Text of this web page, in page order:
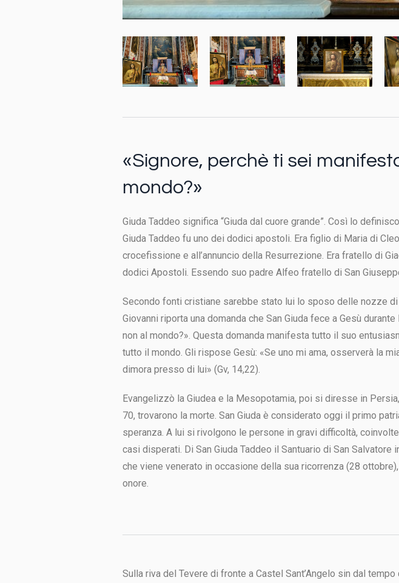
«Signore, perchè ti sei
mondo?»
Giuda Taddeo significa “Giuda dal cuore grande”. Così lo
Giuda Taddeo fu uno dei dodici apostoli. Era figlio di Maria di
crocefissione e all’annuncio della Resurrezione. Era fratello di
dodici Apostoli. Essendo suo padre Alfeo fratello di San
Secondo fonti cristiane sarebbe stato lui lo sposo delle nozze
Giovanni riporta una domanda che San Giuda fece a Gesù
non al mondo?». Questa domanda manifesta tutto il suo
tutto il mondo. Gli rispose Gesù: «Se uno mi ama, osserverà la
dimora presso di lui» (Gv, 14,22).
Evangelizzò la Giudea e la Mesopotamia, poi si diresse in
70, trovarono la morte. San Giuda è considerato oggi il primo
speranza. A lui si rivolgono le persone in gravi difficoltà,
casi disperati. Di San Giuda Taddeo il Santuario di San
che viene venerato in occasione della sua ricorrenza (28
onore.
Sulla riva del Tevere di fronte a Castel Sant’Angelo sin dal